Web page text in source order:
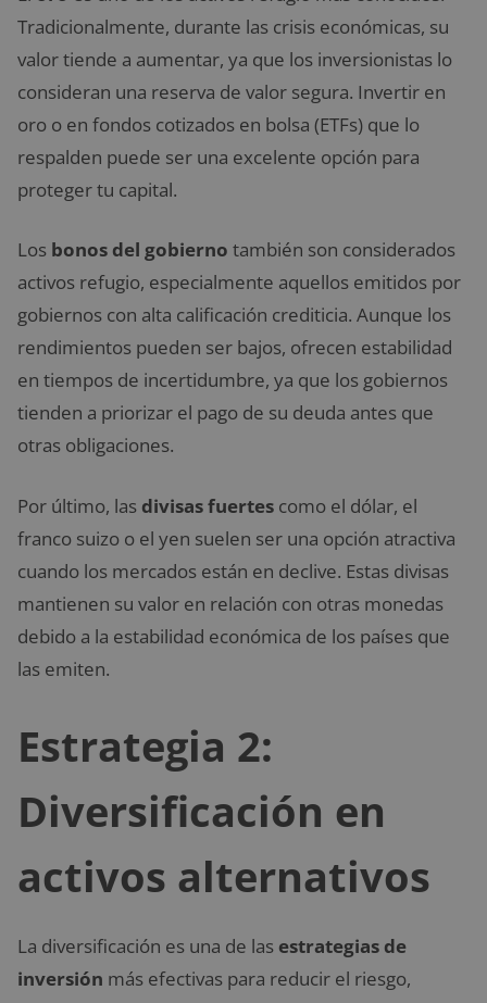
Tradicionalmente, durante las crisis económicas, su
valor tiende a aumentar, ya que los inversionistas lo
consideran una reserva de valor segura. Invertir en
oro o en fondos cotizados en bolsa (ETFs) que lo
respalden puede ser una excelente opción para
proteger tu capital.
Los bonos del gobierno también son considerados
activos refugio, especialmente aquellos emitidos por
gobiernos con alta calificación crediticia. Aunque los
rendimientos pueden ser bajos, ofrecen estabilidad
en tiempos de incertidumbre, ya que los gobiernos
tienden a priorizar el pago de su deuda antes que
otras obligaciones.
Por último, las divisas fuertes como el dólar, el
franco suizo o el yen suelen ser una opción atractiva
cuando los mercados están en declive. Estas divisas
mantienen su valor en relación con otras monedas
debido a la estabilidad económica de los países que
las emiten.
Estrategia 2:
Diversificación en
activos alternativos
La diversificación es una de las estrategias de
inversión más efectivas para reducir el riesgo,